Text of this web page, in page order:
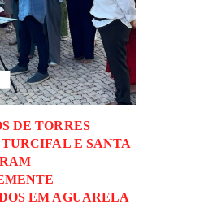
DE TORRES
E SANTA
EM AGUARELA